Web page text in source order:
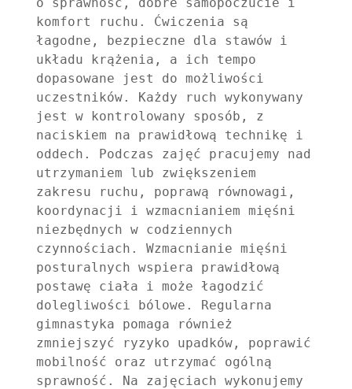
komfort ruchu. Ćwiczenia są
łagodne, bezpieczne dla stawów i
układu krążenia, a ich tempo
dopasowane jest do możliwości
uczestników. Każdy ruch wykonywany
jest w kontrolowany sposób, z
naciskiem na prawidłową technikę i
oddech. Podczas zajęć pracujemy nad
utrzymaniem lub zwiększeniem
zakresu ruchu, poprawą równowagi,
koordynacji i wzmacnianiem mięśni
niezbędnych w codziennych
czynnościach. Wzmacnianie mięśni
posturalnych wspiera prawidłową
postawę ciała i może łagodzić
dolegliwości bólowe. Regularna
gimnastyka pomaga również
zmniejszyć ryzyko upadków, poprawić
mobilność oraz utrzymać ogólną
sprawność. Na zajęciach wykonujemy